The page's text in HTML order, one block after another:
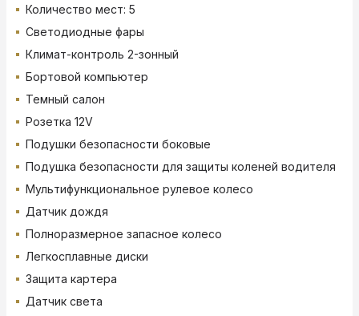
Количество мест: 5
Светодиодные фары
Климат-контроль 2-зонный
Бортовой компьютер
Темный салон
Розетка 12V
Подушки безопасности боковые
Подушка безопасности для защиты коленей водителя
Мультифункциональное рулевое колесо
Датчик дождя
Полноразмерное запасное колесо
Легкосплавные диски
Защита картера
Датчик света